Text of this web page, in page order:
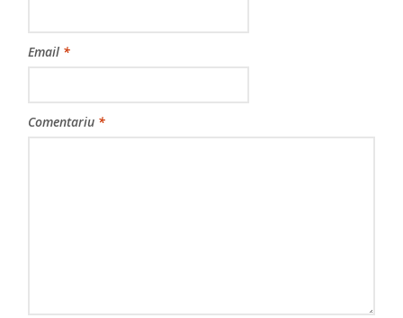
Email *
Comentariu *